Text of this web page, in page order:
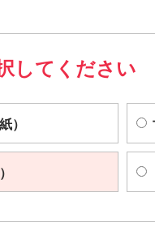
してください
）